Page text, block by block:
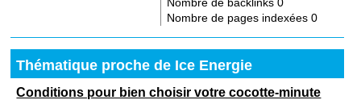
Nombre de pages indexées0
Thématique proche de Ice Energie
Conditions pour bien choisir votre cocotte-minute